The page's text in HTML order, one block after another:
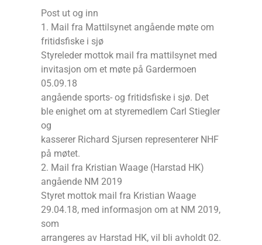
Post ut og inn
1. Mail fra Mattilsynet angående møte om
fritidsfiske i sjø
Styreleder mottok mail fra mattilsynet med
invitasjon om et møte på Gardermoen
05.09.18
angående sports- og fritidsfiske i sjø. Det
ble enighet om at styremedlem Carl Stiegler
og
kasserer Richard Sjursen representerer NHF
på møtet.
2. Mail fra Kristian Waage (Harstad HK)
angående NM 2019
Styret mottok mail fra Kristian Waage
29.04.18, med informasjon om at NM 2019,
som
arrangeres av Harstad HK, vil bli avholdt 02.